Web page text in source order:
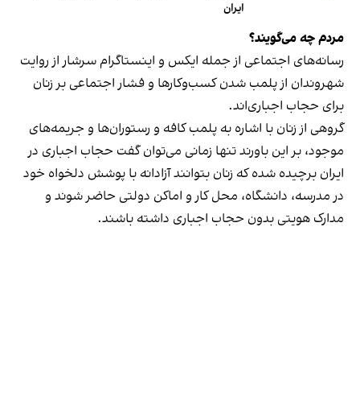
ایران
مردم چه می‌گویند؟
رسانه‎‌های اجتماعی از جمله ایکس و اینستاگرام سرشار از روایت
شهروندان از پلمب شدن کسب‌وکارها و فشار اجتماعی بر زنان
برای حجاب اجباری‌اند.
گروهی از زنان با اشاره به پلمب کافه و رستوران‌ها و جریمه‌های
موجود، بر این باورند تنها زمانی می‌توان گفت حجاب اجباری در
ایران برچیده شده که زنان بتوانند آزادانه با پوشش دلخواه خود
در مدرسه، دانشگاه، محل کار و اماکن دولتی حاضر شوند و
مدارک هویتی بدون حجاب اجباری داشته باشند.